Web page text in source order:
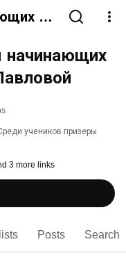
с
учеников призеры
3 more links
Posts Search